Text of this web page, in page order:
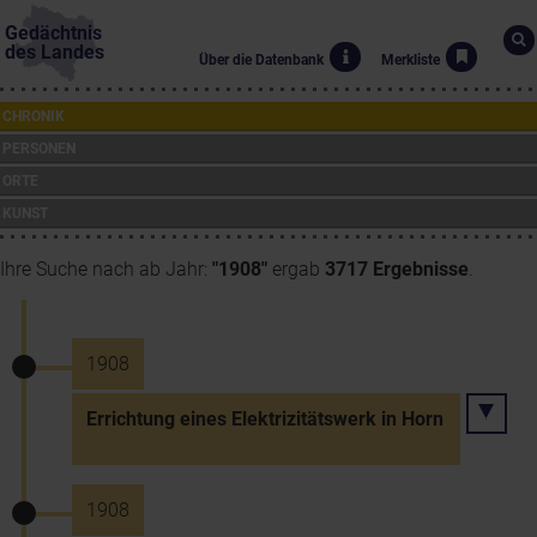
Gedächtnis
des Landes
Über die Datenbank Merkliste
CHRONIK
Ihre Suche nach ab Jahr: "1908" ergab 3717 Ergebnisse.
1908
Errichtung eines Elektrizitätswerk in Horn
1908